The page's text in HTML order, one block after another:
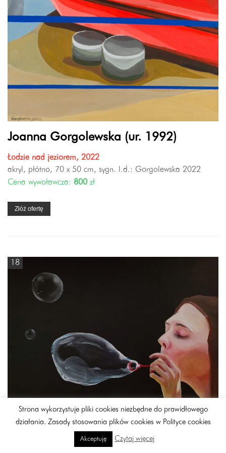
Joanna Gorgolewska (ur. 1992)
Łodzie nad jeziorem, 2022
akryl, płótno, 70 x 50 cm, sygn. l.d.: Gorgolewska 2022
Cena wywoławcza: 800 zł
Złóż ofertę
18
Magdalena Makowska (ur. 1986)
Strona wykorzystuje pliki cookies niezbędne do prawidłowego
działania. Zasady stosowania plików cookies w Polityce cookies
Akceptuję Czytaj więcej